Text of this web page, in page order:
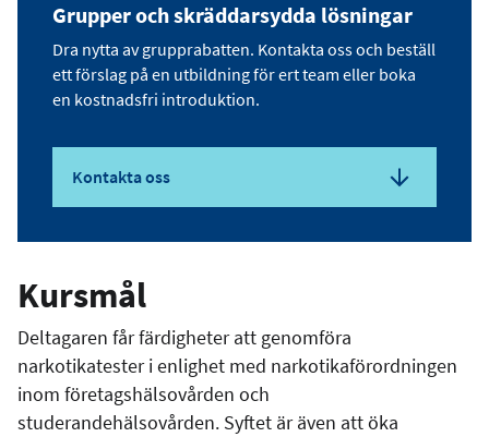
Grupper och skräddarsydda lösningar
Dra nytta av grupprabatten. Kontakta oss och beställ
ett förslag på en utbildning för ert team eller boka
en kostnadsfri introduktion.
Kontakta oss
Kursmål
Deltagaren får färdigheter att genomföra
narkotikatester i enlighet med narkotikaförordningen
inom företagshälsovården och
studerandehälsovården. Syftet är även att öka